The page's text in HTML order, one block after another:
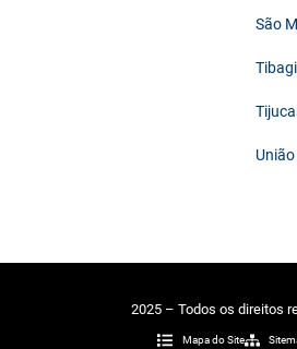
São
Tibagi
2025 – Todos os direitos
Mapa do Site